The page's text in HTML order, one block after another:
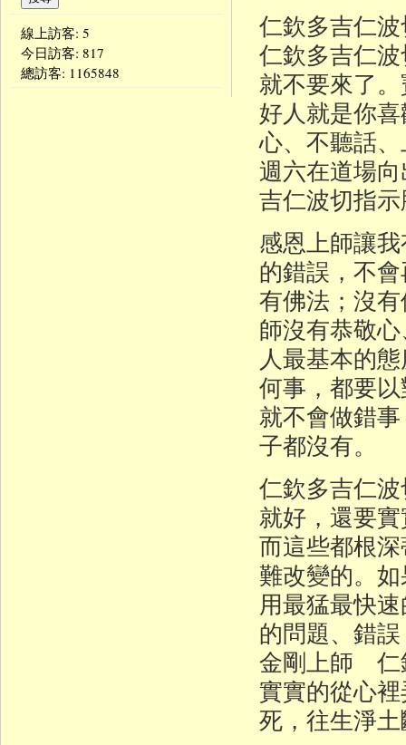
仁欽多吉仁
仁欽多吉仁
就不要來了
好人就是你
心、不聽話
週六在道場
吉仁波切指
感恩上師讓
的錯誤，不
有佛法；沒
師沒有恭敬
人最基本的
何事，都要
就不會做錯
子都沒有。
仁欽多吉仁
就好，還要
而這些都根
難改變的。
用最猛最快
的問題、錯
金剛上師 仁
實實的從心
死，往生淨
線上訪客: 5
今日訪客: 817
總訪客: 1165848